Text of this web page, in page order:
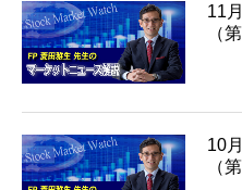
11
（
10
（